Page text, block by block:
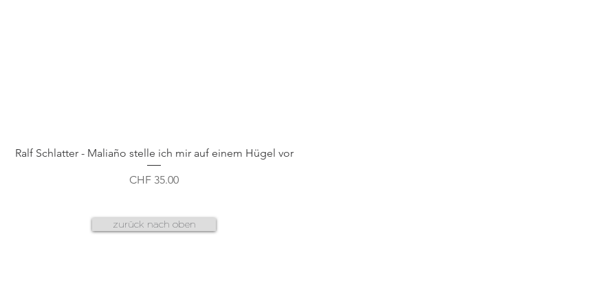
Schnellansicht
Ralf Schlatter - Maliaño stelle ich mir auf einem Hügel vor
Preis
CHF 35.00
zurück nach oben